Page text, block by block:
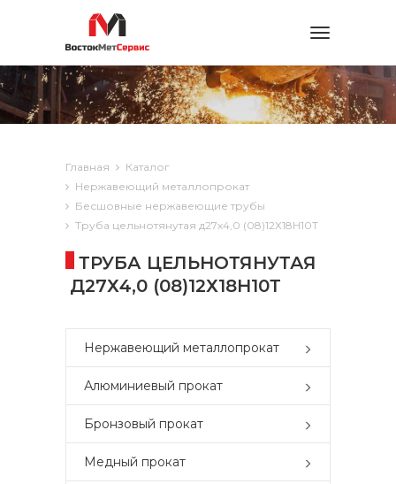
Toggle
Главная
Каталог
Нержавеющий металлопрокат
Бесшовные нержавеющие трубы
Труба цельнотянутая д27х4,0 (08)12Х18Н10Т
ТРУБА ЦЕЛЬНОТЯНУТАЯ
Д27Х4,0 (08)12Х18Н10Т
Нержавеющий металлопрокат
Алюминиевый прокат
Бронзовый прокат
Медный прокат